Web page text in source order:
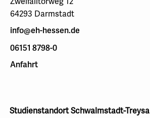
64293 Darmstadt
info@eh-hessen.de
06151 8798-0
Anfahrt
Studienstandort Schwalmstadt-Treysa